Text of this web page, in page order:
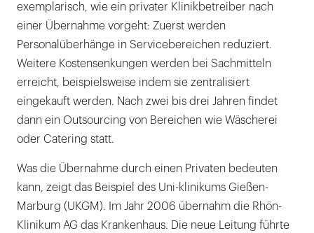
exemplarisch, wie ein privater Klinikbetreiber nach
einer Übernahme vorgeht: Zuerst werden
Personalüberhänge in Servicebereichen reduziert.
Weitere Kostensenkungen werden bei Sachmitteln
erreicht, beispielsweise indem sie zentralisiert
eingekauft werden. Nach zwei bis drei Jahren findet
dann ein Outsourcing von Bereichen wie Wäscherei
oder Catering statt.
Was die Übernahme durch einen Privaten bedeuten
kann, zeigt das Beispiel des Uni-klinikums Gießen-
Marburg (UKGM). Im Jahr 2006 übernahm die Rhön-
Klinikum AG das Krankenhaus. Die neue Leitung führte